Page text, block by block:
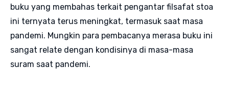
buku yang membahas terkait pengantar filsafat stoa
ini ternyata terus meningkat, termasuk saat masa
pandemi. Mungkin para pembacanya merasa buku ini
sangat relate dengan kondisinya di masa-masa
suram saat pandemi.